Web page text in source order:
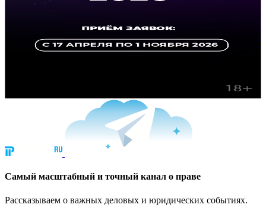
Cамый масштабный и точный канал о праве
Рассказываем о важных деловых и юридических событиях.